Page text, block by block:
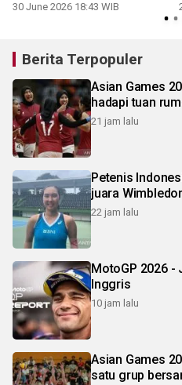
30 June 2026 18:43 WIB
Berita Terpopuler
Asian Games
hadapi tuan
21 jam lalu
Petenis
juara
22 jam lalu
MotoGP 2026 -
Inggris
10 jam lalu
Asian Games
satu grup